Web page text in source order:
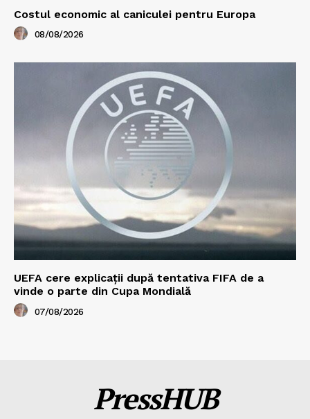
Costul economic al caniculei pentru Europa
08/08/2026
UEFA cere explicații după tentativa FIFA de a
vinde o parte din Cupa Mondială
07/08/2026
PressHUB